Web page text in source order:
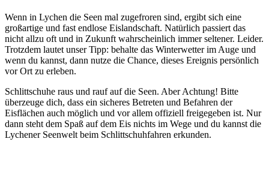
Wenn in Lychen die Seen mal zugefroren sind, ergibt sich eine
großartige und fast endlose Eislandschaft. Natürlich passiert das
nicht allzu oft und in Zukunft wahrscheinlich immer seltener. Leider.
Trotzdem lautet unser Tipp: behalte das Winterwetter im Auge und
wenn du kannst, dann nutze die Chance, dieses Ereignis persönlich
vor Ort zu erleben.
Schlittschuhe raus und rauf auf die Seen. Aber Achtung! Bitte
überzeuge dich, dass ein sicheres Betreten und Befahren der
Eisflächen auch möglich und vor allem offiziell freigegeben ist. Nur
dann steht dem Spaß auf dem Eis nichts im Wege und du kannst die
Lychener Seenwelt beim Schlittschuhfahren erkunden.